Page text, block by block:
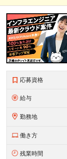
応募資格
給与
勤務地
働き方
残業時間